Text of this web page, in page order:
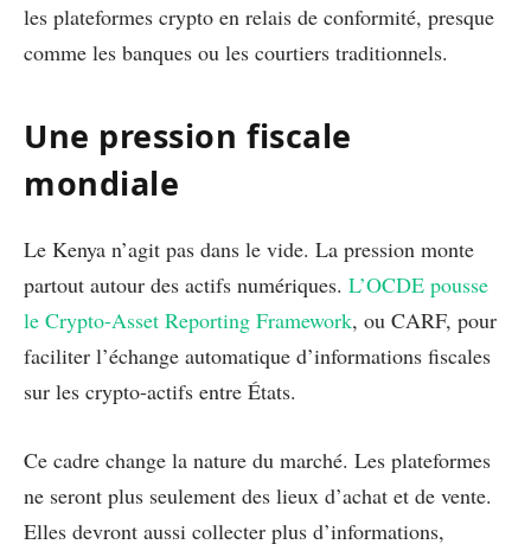
les plateformes crypto en relais de conformité, presque
comme les banques ou les courtiers traditionnels.
Une pression fiscale
mondiale
Le Kenya n’agit pas dans le vide. La pression monte
partout autour des actifs numériques. L’OCDE pousse
le Crypto-Asset Reporting Framework, ou CARF, pour
faciliter l’échange automatique d’informations fiscales
sur les crypto-actifs entre États.
Ce cadre change la nature du marché. Les plateformes
ne seront plus seulement des lieux d’achat et de vente.
Elles devront aussi collecter plus d’informations,